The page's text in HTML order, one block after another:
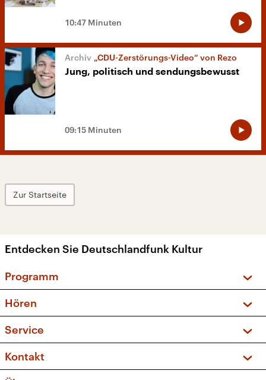
10:47 Minuten
„CDU-Zerstörungs-Video” von Rezo
Jung, politisch und sendungsbewusst
09:15 Minuten
Zur Startseite
Entdecken Sie Deutschlandfunk Kultur
Programm
Sendungen und Podcasts
Musikliste
Kakadu – Das Kinderprogramm
Hören
Frequenzen (UKW + DAB+)
Service
FAQ
Apps
Kontakt